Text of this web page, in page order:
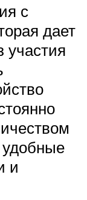
с
дает
участия
удобные
и